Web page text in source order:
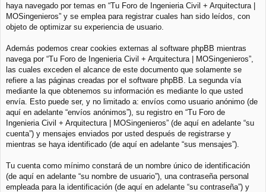
haya navegado por temas en “Tu Foro de Ingenieria Civil + Arquitectura |
MOSingenieros” y se emplea para registrar cuales han sido leídos, con
objeto de optimizar su experiencia de usuario.
Además podemos crear cookies externas al software phpBB mientras
navega por “Tu Foro de Ingenieria Civil + Arquitectura | MOSingenieros”,
las cuales exceden el alcance de este documento que solamente se
refiere a las páginas creadas por el software phpBB. La segunda vía
mediante la que obtenemos su información es mediante lo que usted
envía. Esto puede ser, y no limitado a: envíos como usuario anónimo (de
aquí en adelante “envíos anónimos”), su registro en “Tu Foro de
Ingenieria Civil + Arquitectura | MOSingenieros” (de aquí en adelante “su
cuenta”) y mensajes enviados por usted después de registrarse y
mientras se haya identificado (de aquí en adelante “sus mensajes”).
Tu cuenta como mínimo constará de un nombre único de identificación
(de aquí en adelante “su nombre de usuario”), una contraseña personal
empleada para la identificación (de aquí en adelante “su contraseña”) y